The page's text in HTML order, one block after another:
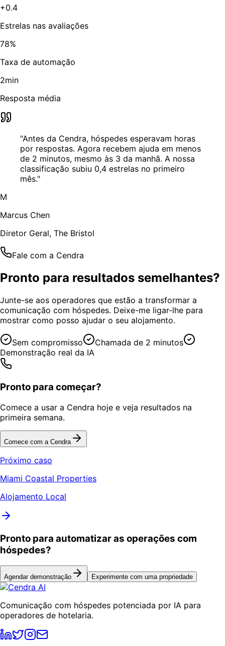
+0.4
Estrelas nas avaliações
78%
Taxa de automação
2min
Resposta média
"Antes da Cendra, hóspedes esperavam horas
por respostas. Agora recebem ajuda em menos
de 2 minutos, mesmo às 3 da manhã. A nossa
classificação subiu 0,4 estrelas no primeiro
mês."
M
Marcus Chen
Diretor Geral, The Bristol
Fale com a Cendra
Pronto para resultados semelhantes?
Junte-se aos operadores que estão a transformar a
comunicação com hóspedes. Deixe-me ligar-lhe para
mostrar como posso ajudar o seu alojamento.
Sem compromisso
Chamada de 2 minutos
Demonstração real da IA
Pronto para começar?
Comece a usar a Cendra hoje e veja resultados na
primeira semana.
Comece com a Cendra
Próximo caso
Miami Coastal Properties
Alojamento Local
Pronto para automatizar as operações com
hóspedes?
Agendar demonstração Experimente com uma propriedade
Comunicação com hóspedes potenciada por IA para
operadores de hotelaria.